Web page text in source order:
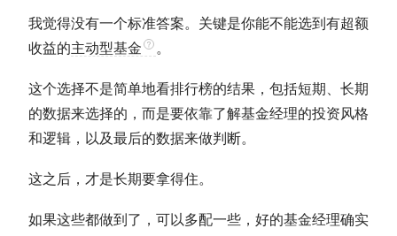
我觉得没有一个标准答案。关键是你能不能选到有超额
收益的主动型基金 。
这个选择不是简单地看排行榜的结果，包括短期、长期
的数据来选择的，而是要依靠了解基金经理的投资风格
和逻辑，以及最后的数据来做判断。
这之后，才是长期要拿得住。
如果这些都做到了，可以多配一些，好的基金经理确实